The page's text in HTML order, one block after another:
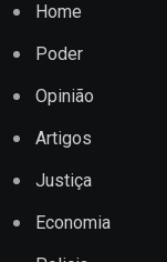
Home
Poder
Opinião
Artigos
Justiça
Economia